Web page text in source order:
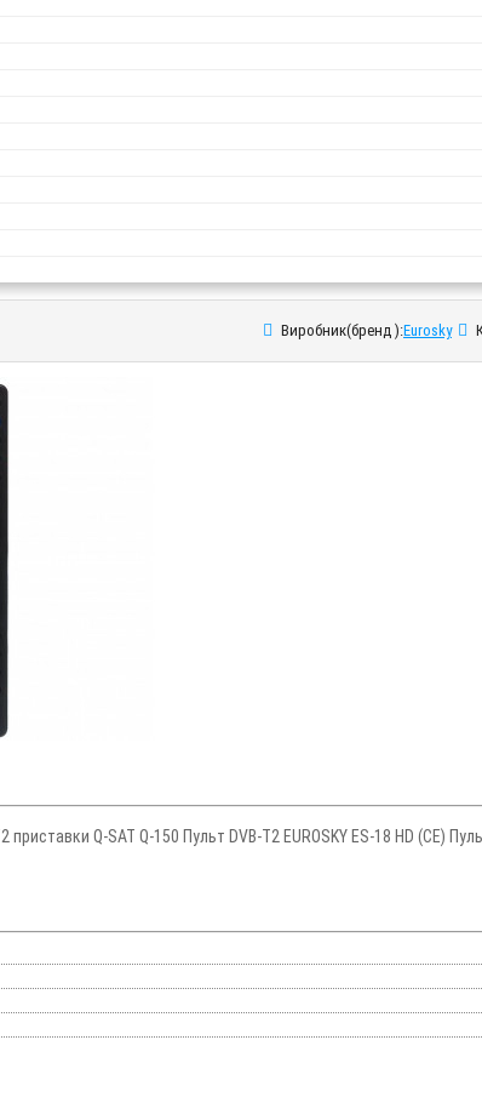
Виробник(бренд ):Eurosky
Q-SAT Q-150 Пульт DVB-T2 EUROSKY ES-18 HD (CE)